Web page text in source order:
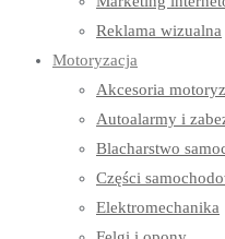
Reklama wizualna
Motoryzacja
Akcesoria
Autoalarmy i
Blacharstwo
Części
Elektromechanika